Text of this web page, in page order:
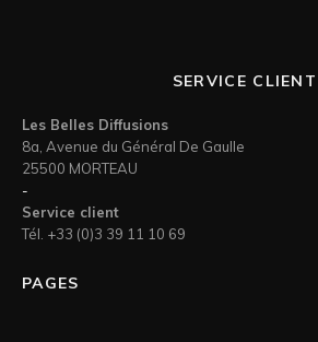
SERVICE CLIENT
Les Belles Diffusions
8a, Avenue du Général De Gaulle
25500 MORTEAU
-
Service client
Tél. +33 (0)3 39 11 10 69
PAGES